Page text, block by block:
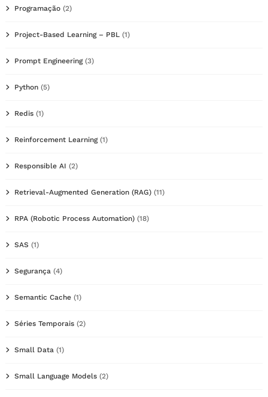
Programação (2)
Project-Based Learning – PBL (1)
Prompt Engineering(3)
Python (5)
Redis (1)
Reinforcement Learning(1)
Responsible AI (2)
Retrieval-Augmented Generation (RAG) (11)
RPA (Robotic Process Automation) (18)
SAS (1)
Segurança (4)
Semantic Cache (1)
Séries Temporais (2)
Small Data (1)
Small Language Models (2)